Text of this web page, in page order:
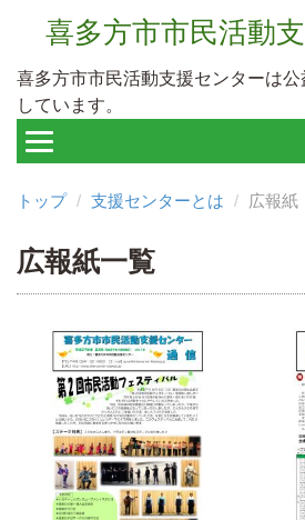
喜多方市市民活動
喜多方市市民活動支援センターは
しています。
トップ 支援センターとは 広報紙
広報紙一覧